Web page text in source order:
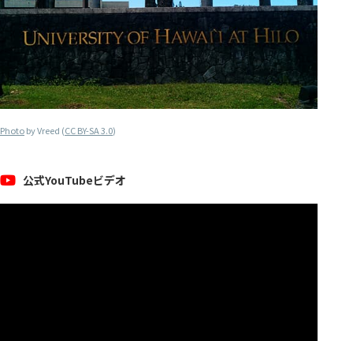
Photoby Vreed (CC BY-SA 3.0)
公式YouTubeビデオ